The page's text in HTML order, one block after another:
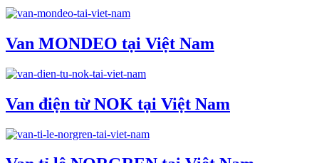
Van MONDEO tại Việt Nam
Van điện từ NOK tại Việt Nam